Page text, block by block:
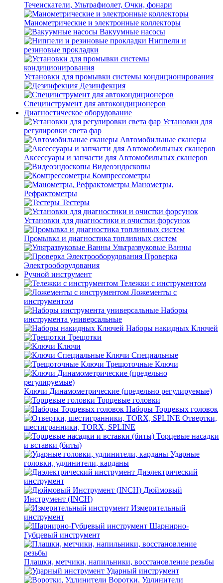
Течеискатели, Ультрафиолет, Очки, фонари
Манометрические и электронные коллекторы
Вакуумные насосы
Ниппели и
резиновые прокладки
Установки для промывки системы кондиционирования
Дезинфекция
Специнструмент для автокондиционеров
Диагностическое оборудование
Установки для
регулировки света фар
Автомобильные сканеры
Аксессуары и запчасти для Автомобильных сканеров
Видеоэндоскопы
Компрессометры
Манометры,
Рефрактометры
Тестеры
Установки для диагностики и очистки форсунок
Промывка и диагностика топливных систем
Ультразвуковые Ванны
Проверка
Электрооборудования
Ручной инструмент
Тележки с инструментом
Ложементы с
инструментом
Наборы
инструмента универсальные
Наборы накидных Ключей
Трещотки
Ключи
Ключи Специальные
Трещоточные Ключи
Ключи Динамометрические (предельно регулируемые)
Торцевые головки
Наборы Торцевых головок
Отвертки,
шестигранники, TORX, SPLINE
Торцевые насадки
и вставки (биты)
Ударные
головки, удлинители, карданы
Диэлектрический
инструмент
Дюймовый
Инструмент (INCH)
Измерительный
инструмент
Шарнирно-
Губцевый инструмент
Плашки, метчики, напильники, восстановление резьбы
Ударный инструмент
Воротки, Удлинители